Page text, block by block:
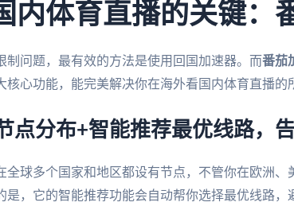
内体育直播的关键：
制问题，最有效的方法是使用回国加速器。而番茄
核心功能，能完美解决你在海外看国内体育直播的
点分布+智能推荐最优线路，
全球多个国家和地区都设有节点，不管你在欧洲
是，它的智能推荐功能会自动帮你选择最优线路，